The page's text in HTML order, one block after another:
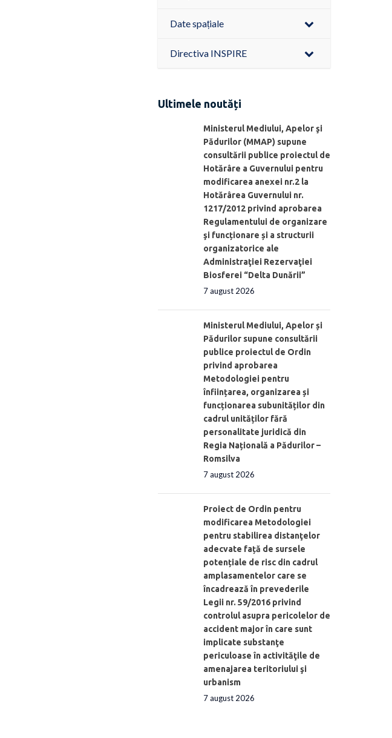
Date spațiale
Directiva INSPIRE
Ultimele noutăți
Ministerul Mediului, Apelor şi
Pădurilor (MMAP) supune
consultării publice proiectul de
Hotărâre a Guvernului pentru
modificarea anexei nr.2 la
Hotărârea Guvernului nr.
1217/2012 privind aprobarea
Regulamentului de organizare
şi funcționare și a structurii
organizatorice ale
Administraţiei Rezervaţiei
Biosferei “Delta Dunării”
7 august 2026
Ministerul Mediului, Apelor și
Pădurilor supune consultării
publice proiectul de Ordin
privind aprobarea
Metodologiei pentru
înființarea, organizarea și
funcționarea subunităților din
cadrul unităților fără
personalitate juridică din
Regia Națională a Pădurilor –
Romsilva
7 august 2026
Proiect de Ordin pentru
modificarea Metodologiei
pentru stabilirea distanţelor
adecvate față de sursele
potențiale de risc din cadrul
amplasamentelor care se
încadrează în prevederile
Legii nr. 59/2016 privind
controlul asupra pericolelor de
accident major în care sunt
implicate substanţe
periculoase în activităţile de
amenajarea teritoriului şi
urbanism
7 august 2026